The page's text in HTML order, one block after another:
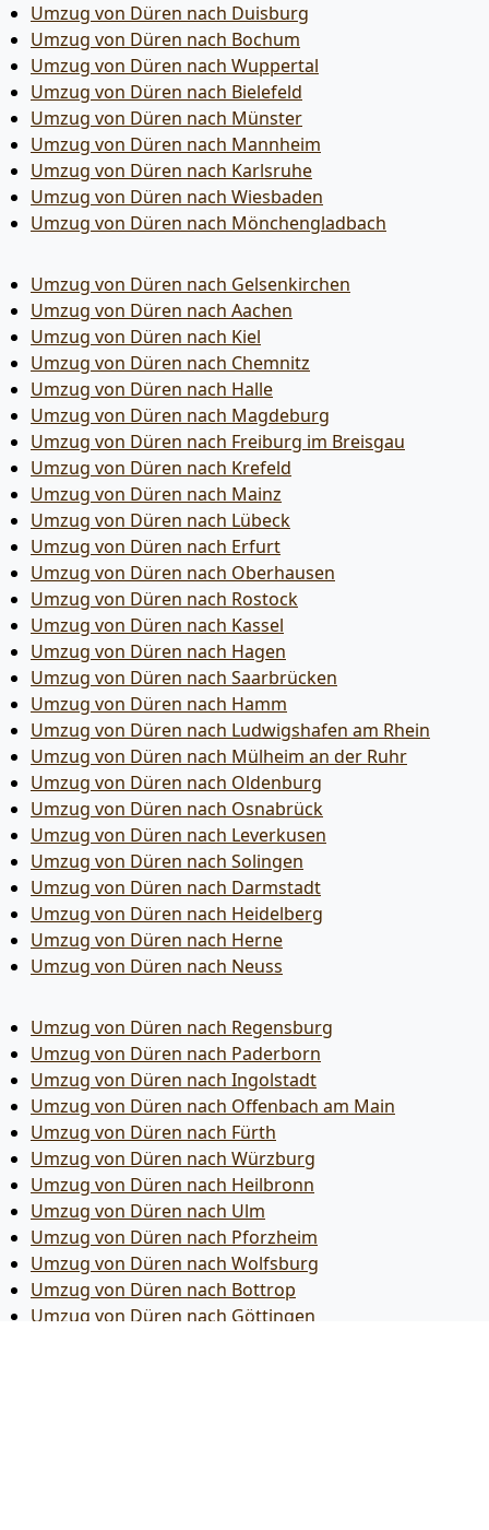
Umzug von Düren nach Duisburg
Umzug von Düren nach Bochum
Umzug von Düren nach Wuppertal
Umzug von Düren nach Bielefeld
Umzug von Düren nach Münster
Umzug von Düren nach Mannheim
Umzug von Düren nach Karlsruhe
Umzug von Düren nach Wiesbaden
Umzug von Düren nach Mönchen­gladbach
Umzug von Düren nach Gelsenkirchen
Umzug von Düren nach Aachen
Umzug von Düren nach Kiel
Umzug von Düren nach Chemnitz
Umzug von Düren nach Halle
Umzug von Düren nach Magdeburg
Umzug von Düren nach Freiburg im Breisgau
Umzug von Düren nach Krefeld
Umzug von Düren nach Mainz
Umzug von Düren nach Lübeck
Umzug von Düren nach Erfurt
Umzug von Düren nach Oberhausen
Umzug von Düren nach Rostock
Umzug von Düren nach Kassel
Umzug von Düren nach Hagen
Umzug von Düren nach Saarbrücken
Umzug von Düren nach Hamm
Umzug von Düren nach Ludwigshafen am Rhein
Umzug von Düren nach Mülheim an der Ruhr
Umzug von Düren nach Oldenburg
Umzug von Düren nach Osnabrück
Umzug von Düren nach Leverkusen
Umzug von Düren nach Solingen
Umzug von Düren nach Darmstadt
Umzug von Düren nach Heidelberg
Umzug von Düren nach Herne
Umzug von Düren nach Neuss
Umzug von Düren nach Regensburg
Umzug von Düren nach Paderborn
Umzug von Düren nach Ingolstadt
Umzug von Düren nach Offenbach am Main
Umzug von Düren nach Fürth
Umzug von Düren nach Würzburg
Umzug von Düren nach Heilbronn
Umzug von Düren nach Ulm
Umzug von Düren nach Pforzheim
Umzug von Düren nach Wolfsburg
Umzug von Düren nach Bottrop
Umzug von Düren nach Göttingen